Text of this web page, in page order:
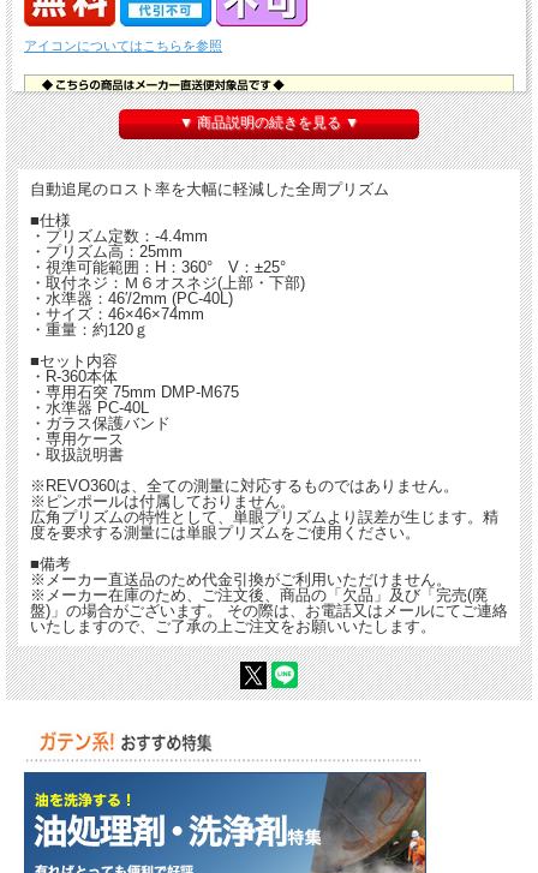
アイコンについてはこちらを参照
▼ 商品説明の続きを見る ▼
自動追尾のロスト率を大幅に軽減した全周プリズム
■仕様
・プリズム定数：-4.4mm
・プリズム高：25mm
・視準可能範囲：H：360° V：±25°
・取付ネジ：Ｍ６オスネジ(上部・下部)
・水準器：46′/2mm (PC-40L)
・サイズ：46×46×74mm
・重量：約120ｇ
■セット内容
・R-360本体
・専用石突 75mm DMP-M675
・水準器 PC-40L
・ガラス保護バンド
・専用ケース
・取扱説明書
※REVO360は、全ての測量に対応するものではありません。
※ピンポールは付属しておりません。
広角プリズムの特性として、単眼プリズムより誤差が生じます。精
度を要求する測量には単眼プリズムをご使用ください。
■備考
※メーカー直送品のため代金引換がご利用いただけません。
※メーカー在庫のため、ご注文後、商品の「欠品」及び「完売(廃
盤)」の場合がございます。 その際は、お電話又はメールにてご連絡
いたしますので、ご了承の上ご注文をお願いいたします。